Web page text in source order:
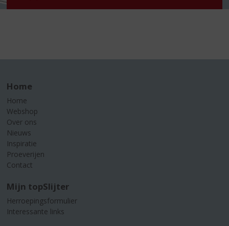
Home
Home
Webshop
Over ons
Nieuws
Inspiratie
Proeverijen
Contact
Mijn topSlijter
Herroepingsformulier
Interessante links